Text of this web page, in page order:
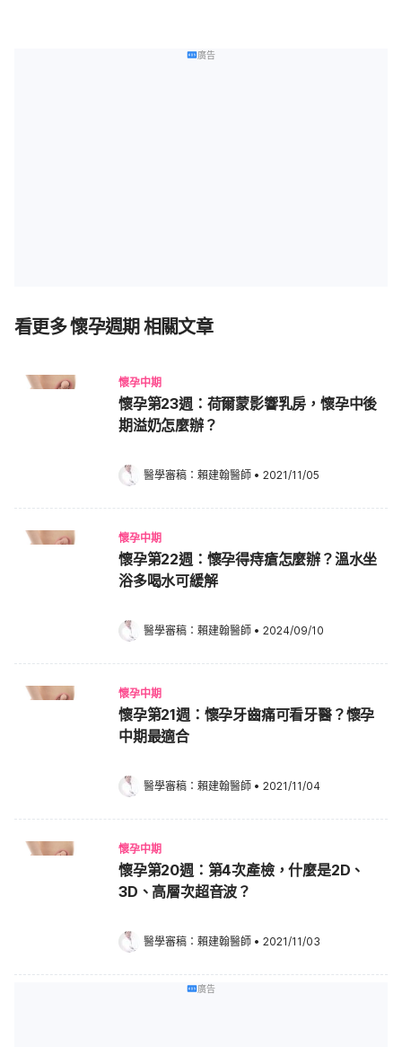
廣告
看更多 懷孕週期 相關文章
懷孕中期
懷孕第23週：荷爾蒙影響乳房，懷孕中後
期溢奶怎麼辦？
醫學審稿： 賴建翰醫師 • 2021/11/05
懷孕中期
懷孕第22週：懷孕得痔瘡怎麼辦？溫水坐
浴多喝水可緩解
醫學審稿： 賴建翰醫師 • 2024/09/10
懷孕中期
懷孕第21週：懷孕牙齒痛可看牙醫？懷孕
中期最適合
醫學審稿： 賴建翰醫師 • 2021/11/04
懷孕中期
懷孕第20週：第4次產檢，什麼是2D、
3D、高層次超音波？
醫學審稿： 賴建翰醫師 • 2021/11/03
廣告